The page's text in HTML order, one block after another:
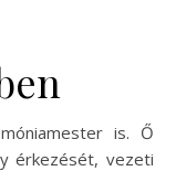
is. Ő
érkezését, vezeti